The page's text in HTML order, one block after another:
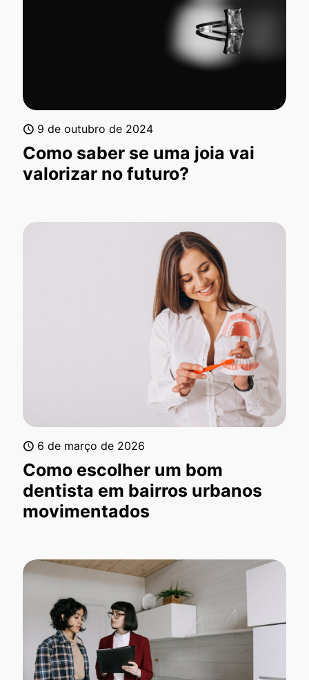
9 de outubro de 2024
Como saber se uma joia vai
valorizar no futuro?
6 de março de 2026
Como escolher um bom
dentista em bairros urbanos
movimentados